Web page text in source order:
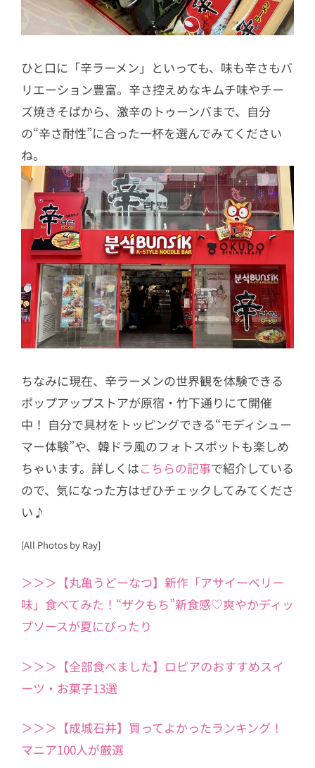
ひと口に「辛ラーメン」といっても、味も辛さもバ
リエーション豊富。辛さ控えめなキムチ味やチー
ズ焼きそばから、激辛のトゥーンバまで、自分
の“辛さ耐性”に合った一杯を選んでみてください
ね。
ちなみに現在、辛ラーメンの世界観を体験できる
ポップアップストアが原宿・竹下通りにて開催
中！ 自分で具材をトッピングできる“モディシュー
マー体験”や、韓ドラ風のフォトスポットも楽しめ
ちゃいます。詳しくはこちらの記事で紹介している
ので、気になった方はぜひチェックしてみてくださ
い♪
[All Photos by Ray]
＞＞＞【丸亀うどーなつ】新作「アサイーベリー
味」食べてみた！“ザクもち”新食感♡爽やかディッ
プソースが夏にぴったり
＞＞＞【全部食べました】ロピアのおすすめスイ
ーツ・お菓子13選
＞＞＞【成城石井】買ってよかったランキング！
マニア100人が厳選